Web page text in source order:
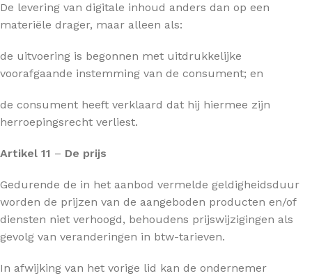
De levering van digitale inhoud anders dan op een
materiële drager, maar alleen als:
de uitvoering is begonnen met uitdrukkelijke
voorafgaande instemming van de consument; en
de consument heeft verklaard dat hij hiermee zijn
herroepingsrecht verliest.
Artikel 11 – De prijs
Gedurende de in het aanbod vermelde geldigheidsduur
worden de prijzen van de aangeboden producten en/of
diensten niet verhoogd, behoudens prijswijzigingen als
gevolg van veranderingen in btw-tarieven.
In afwijking van het vorige lid kan de ondernemer